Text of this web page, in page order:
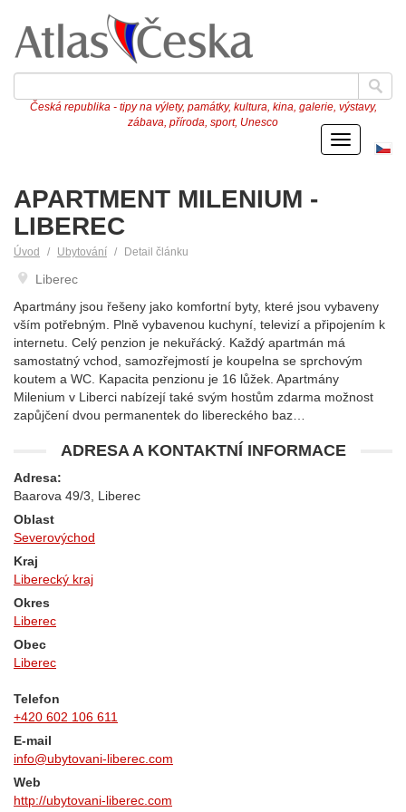
Česká republika - tipy na výlety, památky, kultura, kina, galerie, výstavy,
zábava, příroda, sport, Unesco
Menu
APARTMENT MILENIUM -
LIBEREC
Úvod Ubytování Detail článku
Liberec
Apartmány jsou řešeny jako komfortní byty, které jsou vybaveny
vším potřebným. Plně vybavenou kuchyní, televizí a připojením k
internetu. Celý penzion je nekuřácký. Každý apartmán má
samostatný vchod, samozřejmostí je koupelna se sprchovým
koutem a WC. Kapacita penzionu je 16 lůžek. Apartmány
Milenium v Liberci nabízejí také svým hostům zdarma možnost
zapůjčení dvou permanentek do libereckého baz…
ADRESA A KONTAKTNÍ INFORMACE
Adresa:
Baarova 49/3, Liberec
Oblast
Severovýchod
Kraj
Liberecký kraj
Okres
Liberec
Obec
Liberec
Telefon
+420 602 106 611
E-mail
info@ubytovani-liberec.com
Web
http://ubytovani-liberec.com